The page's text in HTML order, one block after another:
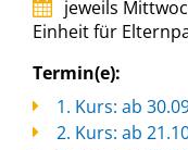
jeweils
Einheit für
Termin(e):
1. Kurs: ab
2. Kurs: ab